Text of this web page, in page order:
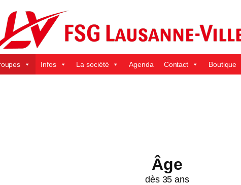
Infos La société Agenda Contact Boutique
Âge
dès 35 ans